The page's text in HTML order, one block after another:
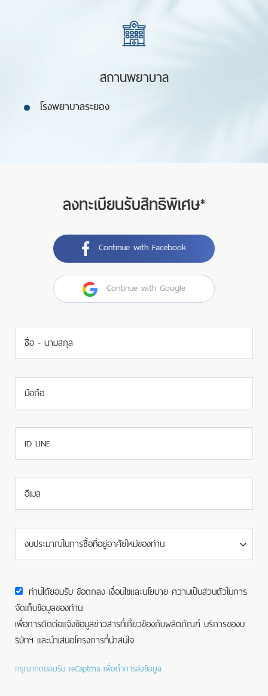
สถานพยาบาล
โรงพยาบาลระยอง
ลงทะเบียนรับสิทธิพิเศษ*
Continue with Facebook
Continue with Google
งบประมาณในการซื้อที่อยู่อาศัยใหม่ของท่าน
ท่านได้ยอมรับ ข้อตกลง เงื่อนไขและนโยบาย ความเป็นส่วนตัวในการ
จัดเก็บข้อมูลของท่าน
เพื่อการติดต่อแจ้งข้อมูลข่าวสารที่เกี่ยวข้องกับผลิตภัณฑ์ บริการของบ
ริษัทฯ และนำเสนอโครงการที่น่าสนใจ
กรุณากดยอมรับ reCaptcha เพื่อทำการส่งข้อมูล